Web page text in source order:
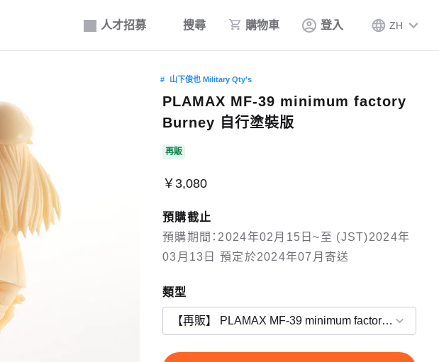
人才招募 搜尋 購物車 登入 ZH
山下俊也 Military Qty's
PLAMAX MF-39 minimum factory
Burney 自行塗裝版
再販
￥3,080
預購截止
預購期間：2024年02月15日~至 (JST)2024年
03月13日 預定於2024年07月寄送
類型